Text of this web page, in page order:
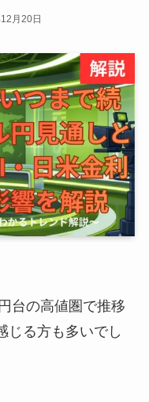
月20日
台の高値圏で推移
じる方も多いでし